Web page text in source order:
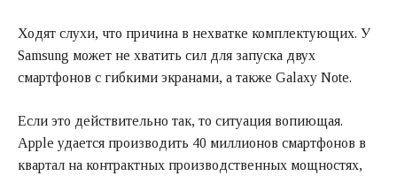
Ходят слухи, что причина в нехватке комплектующих. У
Samsung может не хватить сил для запуска двух
смартфонов с гибкими экранами, а также Galaxy Note.
Если это действительно так, то ситуация вопиющая.
Apple удается производить 40 миллионов смартфонов в
квартал на контрактных производственных мощностях,